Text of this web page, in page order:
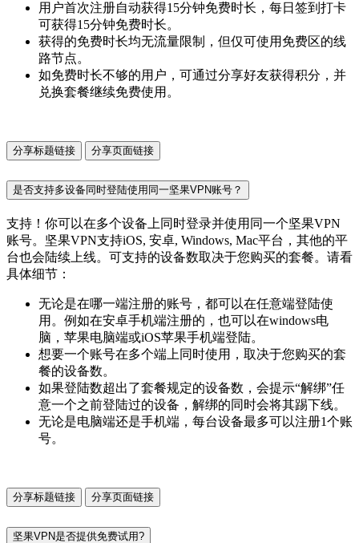
用户首次注册自动获得15分钟免费时长，每日签到打卡
可获得15分钟免费时长。
获得的免费时长均无流量限制，但仅可使用免费区的线
路节点。
如免费时长不够的用户，可通过分享好友获得积分，并
兑换套餐继续免费使用。
分享标题链接 分享页面链接
是否支持多设备同时登陆使用同一坚果VPN账号？
支持！你可以在多个设备上同时登录并使用同一个坚果VPN
账号。坚果VPN支持iOS, 安卓, Windows, Mac平台，其他的平
台也会陆续上线。可支持的设备数取决于您购买的套餐。请看
具体细节：
无论是在哪一端注册的账号，都可以在任意端登陆使
用。例如在安卓手机端注册的，也可以在windows电
脑，苹果电脑端或iOS苹果手机端登陆。
想要一个账号在多个端上同时使用，取决于您购买的套
餐的设备数。
如果登陆数超出了套餐规定的设备数，会提示“解绑”任
意一个之前登陆过的设备，解绑的同时会将其踢下线。
无论是电脑端还是手机端，每台设备最多可以注册1个账
号。
分享标题链接 分享页面链接
坚果VPN是否提供免费试用?